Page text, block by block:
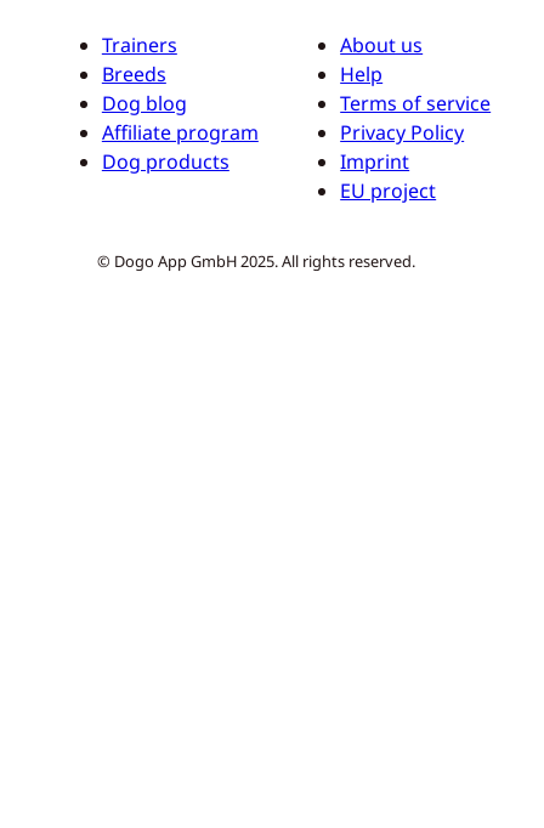
Trainers
Breeds
Dog blog
Affiliate program
Dog products
About us
Help
Terms of service
Privacy Policy
Imprint
EU project
© Dogo App GmbH 2025. All rights reserved.